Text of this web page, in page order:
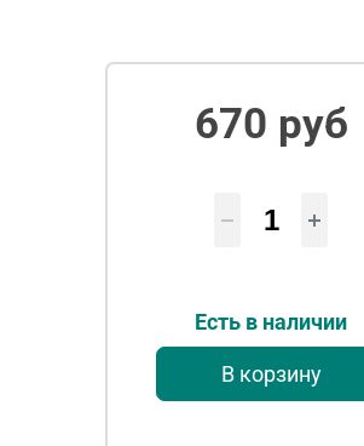
670 руб
Есть в наличии
В корзину